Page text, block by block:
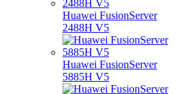
Huawei FusionServer
2488H V5
Huawei FusionServer
5885H V5